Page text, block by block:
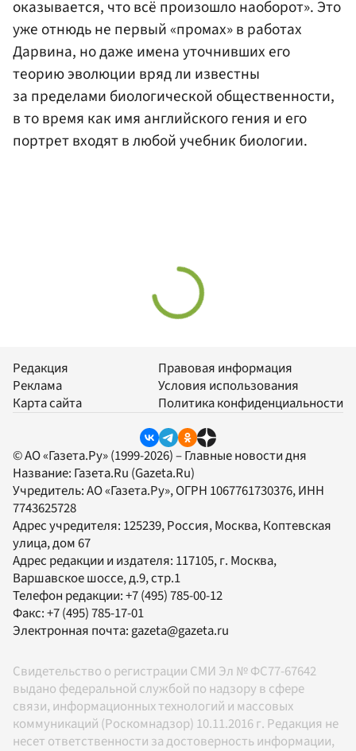
оказывается, что всё произошло наоборот». Это
уже отнюдь не первый «промах» в работах
Дарвина, но даже имена уточнивших его
теорию эволюции вряд ли известны
за пределами биологической общественности,
в то время как имя английского гения и его
портрет входят в любой учебник биологии.
Редакция
Реклама
Карта сайта
Правовая информация
Условия использования
Политика конфиденциальности
© АО «Газета.Ру» (1999-2026) – Главные новости дня
Название: Газета.Ru (Gazeta.Ru)
Учредитель:АО «Газета.Ру», ОГРН 1067761730376, ИНН
7743625728
Адрес учредителя: 125239, Россия, Москва, Коптевская
улица, дом 67
Адрес редакции и издателя: 117105, г. Москва,
Варшавское шоссе, д.9, стр.1
Телефон редакции:+7 (495) 785-00-12
Факс:+7 (495) 785-17-01
Электронная почта:gazeta@gazeta.ru
Свидетельство о регистрации СМИ Эл № ФС77-67642
выдано федеральной службой по надзору в сфере
связи, информационных технологий и массовых
коммуникаций (Роскомнадзор) 10.11.2016 г. Редакция не
несет ответственности за достоверность информации,